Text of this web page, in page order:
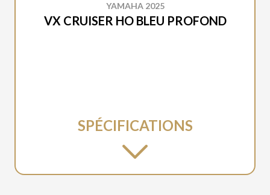
YAMAHA 2025
VX CRUISER HO BLEU PROFOND
SPÉCIFICATIONS